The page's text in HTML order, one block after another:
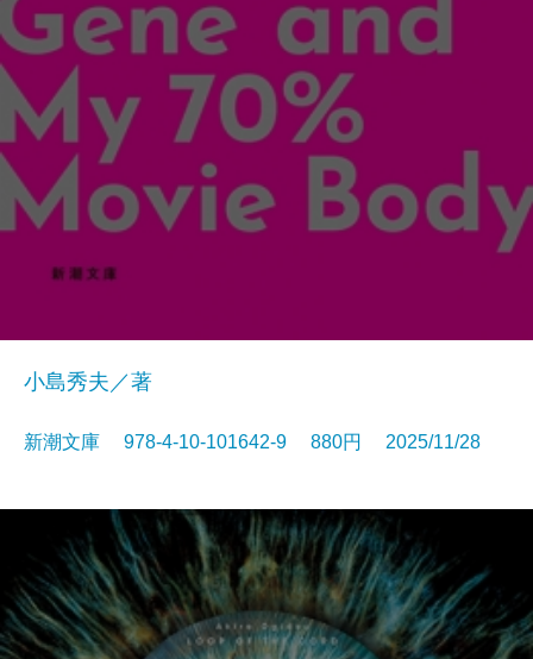
小島秀夫／著
新潮文庫 978-4-10-101642-9 880円 2025/11/28